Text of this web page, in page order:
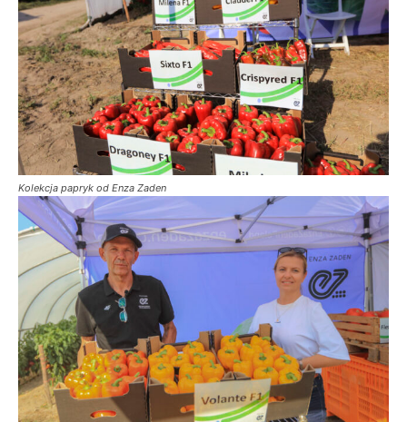
Kolekcja papryk od Enza Zaden